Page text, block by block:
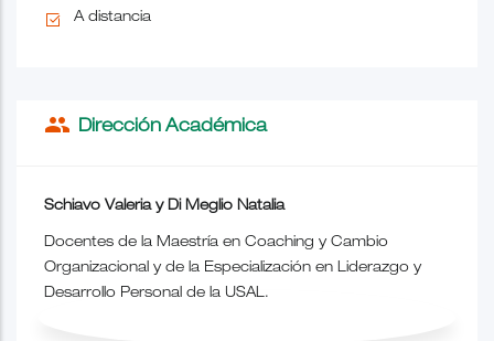
A distancia
people Dirección Académica
Schiavo Valeria y Di Meglio Natalia
Docentes de la Maestría en Coaching y Cambio
Organizacional y de la Especialización en Liderazgo y
Desarrollo Personal de la USAL.